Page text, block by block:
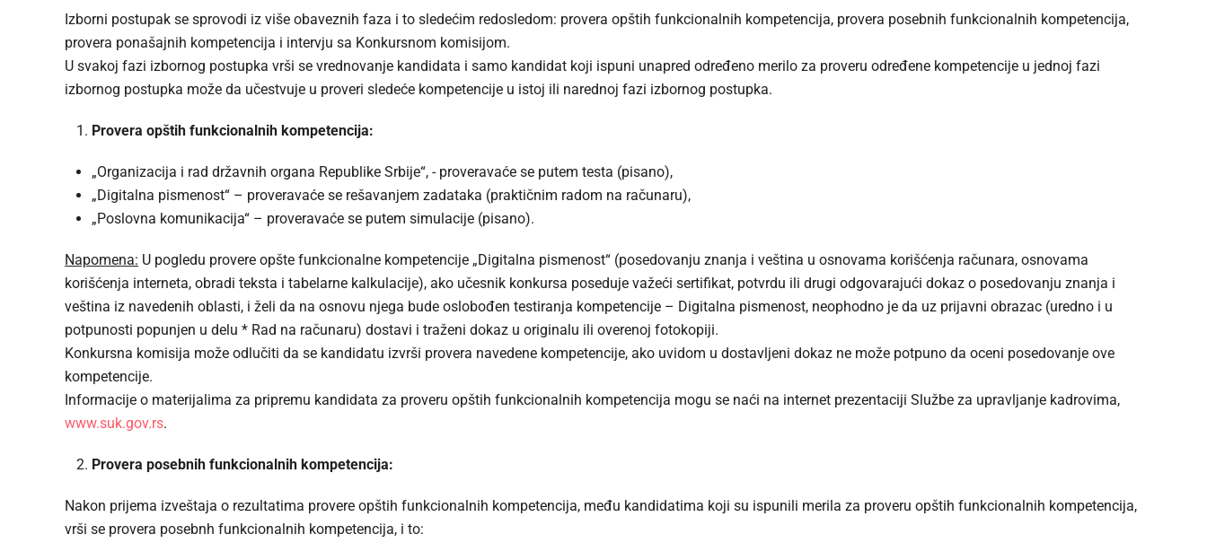
Izborni postupak se sprovodi iz više obaveznih faza i to sledećim redosledom: provera opštih funkcionalnih kompetencija, provera posebnih funkcionalnih kompetencija,
provera ponašajnih kompetencija i intervju sa Konkursnom komisijom.
U svakoj fazi izbornog postupka vrši se vrednovanje kandidata i samo kandidat koji ispuni unapred određeno merilo za proveru određene kompetencije u jednoj fazi
izbornog postupka može da učestvuje u proveri sledeće kompetencije u istoj ili narednoj fazi izbornog postupka.
Provera opštih funkcionalnih kompetencija:
„Organizacija i rad državnih organa Republike Srbije“, - proveravaće se putem testa (pisano),
„Digitalna pismenost“ – proveravaće se rešavanjem zadataka (praktičnim radom na računaru),
„Poslovna komunikacija“ – proveravaće se putem simulacije (pisano).
Napomena: U pogledu provere opšte funkcionalne kompetencije „Digitalna pismenost“ (posedovanju znanja i veština u osnovama korišćenja računara, osnovama
korišćenja interneta, obradi teksta i tabelarne kalkulacije), ako učesnik konkursa poseduje važeći sertifikat, potvrdu ili drugi odgovarajući dokaz o posedovanju znanja i
veština iz navedenih oblasti, i želi da na osnovu njega bude oslobođen testiranja kompetencije – Digitalna pismenost, neophodno je da uz prijavni obrazac (uredno i u
potpunosti popunjen u delu * Rad na računaru) dostavi i traženi dokaz u originalu ili overenoj fotokopiji.
Konkursna komisija može odlučiti da se kandidatu izvrši provera navedene kompetencije, ako uvidom u dostavljeni dokaz ne može potpuno da oceni posedovanje ove
kompetencije.
Informacije o materijalima za pripremu kandidata za proveru opštih funkcionalnih kompetencija mogu se naći na internet prezentaciji Službe za upravljanje kadrovima,
www.suk.gov.rs.
Provera posebnih funkcionalnih kompetencija:
Nakon prijema izveštaja o rezultatima provere opštih funkcionalnih kompetencija, među kandidatima koji su ispunili merila za proveru opštih funkcionalnih kompetencija,
vrši se provera posebnh funkcionalnih kompetencija, i to: